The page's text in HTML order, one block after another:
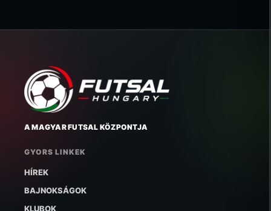
A MAGYAR FUTSAL KÖZPONTJA
GYORS LINKEK
HÍREK
BAJNOKSÁGOK
KLUBOK